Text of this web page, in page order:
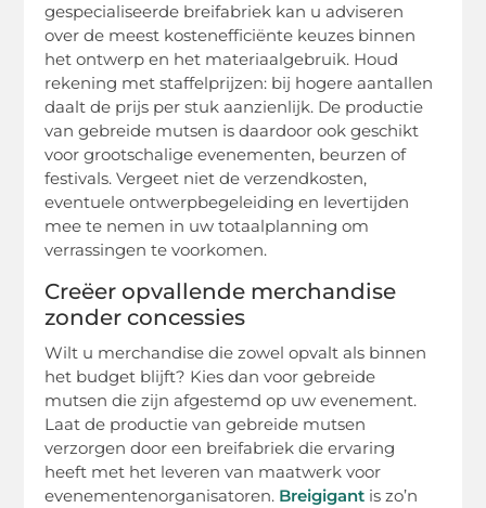
gespecialiseerde breifabriek kan u adviseren
over de meest kostenefficiënte keuzes binnen
het ontwerp en het materiaalgebruik. Houd
rekening met staffelprijzen: bij hogere aantallen
daalt de prijs per stuk aanzienlijk. De productie
van gebreide mutsen is daardoor ook geschikt
voor grootschalige evenementen, beurzen of
festivals. Vergeet niet de verzendkosten,
eventuele ontwerpbegeleiding en levertijden
mee te nemen in uw totaalplanning om
verrassingen te voorkomen.
Creëer opvallende merchandise
zonder concessies
Wilt u merchandise die zowel opvalt als binnen
het budget blijft? Kies dan voor gebreide
mutsen die zijn afgestemd op uw evenement.
Laat de productie van gebreide mutsen
verzorgen door een breifabriek die ervaring
heeft met het leveren van maatwerk voor
evenementenorganisatoren. Breigigant is zo’n